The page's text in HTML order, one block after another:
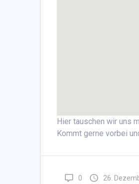
Hier tauschen wir uns
Kommt gerne vorbei
0 26.